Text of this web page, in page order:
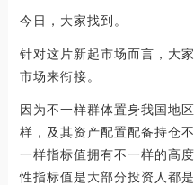
今日，大家找到。
针对这片新起市场而言，大
市场来衔接。
因为不一样群体置身我国地
样，及其资产配置配备持仓
一样指标值拥有不一样的高
性指标值是大部分投资人都